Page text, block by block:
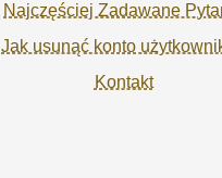
Najczęściej Zadawane
Jak usunąć konto
Kontakt